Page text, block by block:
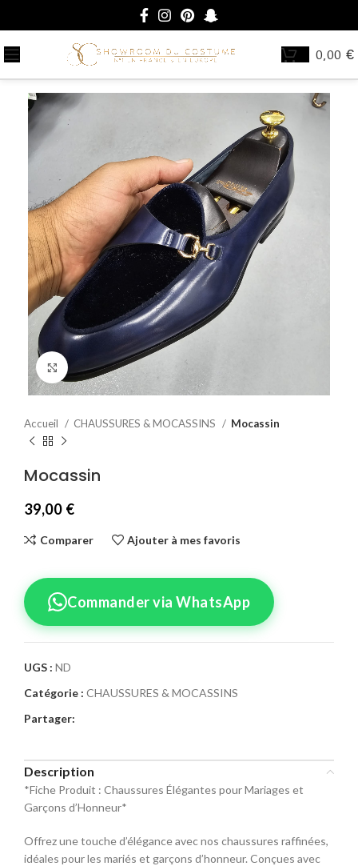
0,00 €
Agrandir
Accueil CHAUSSURES & MOCASSINS Mocassin
Mocassin
39,00 €
Comparer Ajouter à mes favoris
Sélectionnez la taille pour le produit
Mocassin
40 42 44
Commander via WhatsApp
UGS : ND
Catégorie : CHAUSSURES & MOCASSINS
Partager:
Description
*Fiche Produit : Chaussures Élégantes pour Mariages et
Garçons d’Honneur*
Offrez une touche d’élégance avec nos chaussures raffinées,
idéales pour les mariés et garçons d’honneur. Conçues avec